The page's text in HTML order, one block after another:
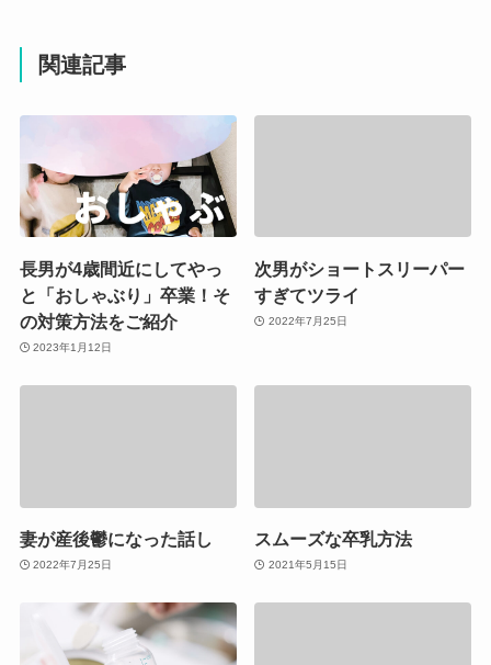
関連記事
長男が4歳間近にしてやっ
と「おしゃぶり」卒業！そ
の対策方法をご紹介
2023年1月12日
次男がショートスリーパー
すぎてツライ
2022年7月25日
妻が産後鬱になった話し
2022年7月25日
スムーズな卒乳方法
2021年5月15日